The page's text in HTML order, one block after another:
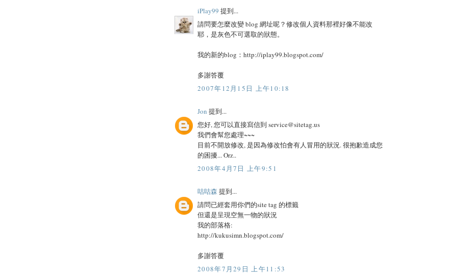
iPlay99 提到...
請問要怎麼改變 blog 網址呢？修改個人資料那裡好像不能改
耶，是灰色不可選取的狀態。
我的新的blog：http://iplay99.blogspot.com/
多謝答覆
2007年12月15日 上午10:18
Jon 提到...
您好, 您可以直接寫信到 service@sitetag.us
我們會幫您處理~~~
目前不開放修改, 是因為修改怕會有人冒用的狀況. 很抱歉造成您
的困擾... Orz..
2008年4月7日 上午9:51
咕咕森 提到...
請問已經套用你們的site tag 的標籤
但還是呈現空無一物的狀況
我的部落格:
http://kukusimn.blogspot.com/
多謝答覆
2008年7月29日 上午11:53